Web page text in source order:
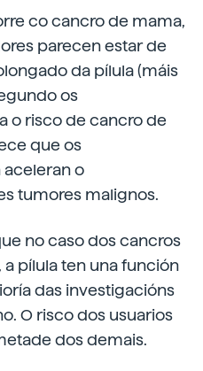
co cancro de mama,
parecen estar de
da pílula (máis
os
o risco de cancro de
que os
o
tumores malignos.
no caso dos cancros
pílula ten una función
das investigacións
O risco dos usuarios
dos demais.